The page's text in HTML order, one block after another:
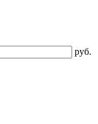
руб.